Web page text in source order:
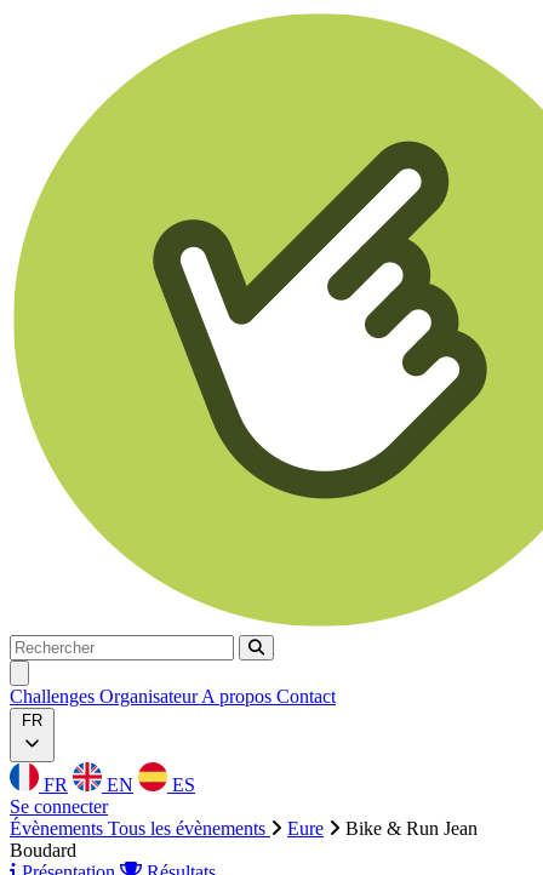
Rechercher
Rechercher
Challenges OrganisateurA propos Contact
FR
FR EN
ES
Se connecter
Évènements Tous les évènements Eure
Bike & Run Jean
Boudard